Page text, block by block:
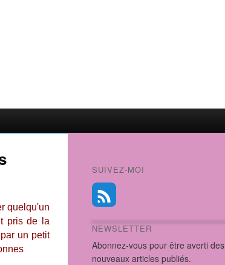
quelqu'un
pris de la
un petit
SUIVEZ-MOI
NEWSLETTER
Abonnez-vous pour être averti des
nouveaux articles publiés.